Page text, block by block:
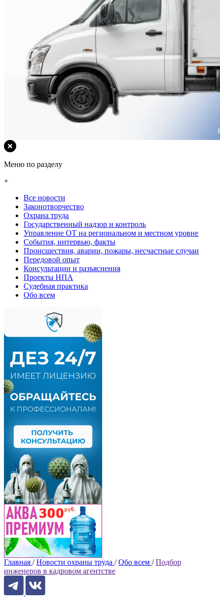
Меню по разделу
+
Все новости
Законотворчество
Охрана труда
Государственный надзор и контроль
Управление ОТ на региональном и местном уровне
События, интервью, факты
Происшествия, аварии, пожары, несчастные случаи
Передовой опыт
Консультации и разъяснения
Проекты НПА
Судебная практика
Обо всем
Главная / Новости охраны труда / Обо всем / Подбор
инженеров в кадровом агентстве